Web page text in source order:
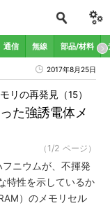
通信 無線 部品/材料
2017年8月25日
た強誘電体メ
リの再発見（15）
（1/2 ページ）
ニウムが、不揮発
特性を示しているか
）のメモリセル